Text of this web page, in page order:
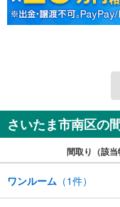
さいたま市南区の
間取り（該当
ワンルーム （1件）